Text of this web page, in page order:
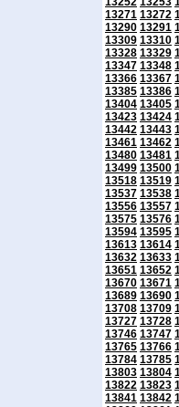
13271 13272
13290 13291
13309 13310
13328 13329
13347 13348
13366 13367
13385 13386
13404 13405
13423 13424
13442 13443
13461 13462
13480 13481
13499 13500
13518 13519
13537 13538
13556 13557
13575 13576
13594 13595
13613 13614
13632 13633
13651 13652
13670 13671
13689 13690
13708 13709
13727 13728
13746 13747
13765 13766
13784 13785
13803 13804
13822 13823
13841 13842